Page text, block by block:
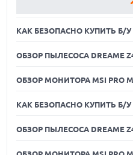
ОБЗОР МОНИТОРА MSI PRO
КАК БЕЗОПАСНО КУПИТЬ Б/
ОБЗОР ПЫЛЕСОСА DREAME
ОБЗОР МОНИТОРА MSI PRO
КАК БЕЗОПАСНО КУПИТЬ Б/
ОБЗОР ПЫЛЕСОСА DREAME
06.08.2026